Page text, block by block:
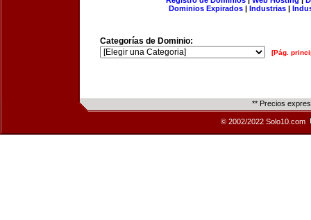
Dominios Expirados | Industrias |
Categorías de Dominio:
[Pág.
** Precios
© 2002/2022 Solo10.com